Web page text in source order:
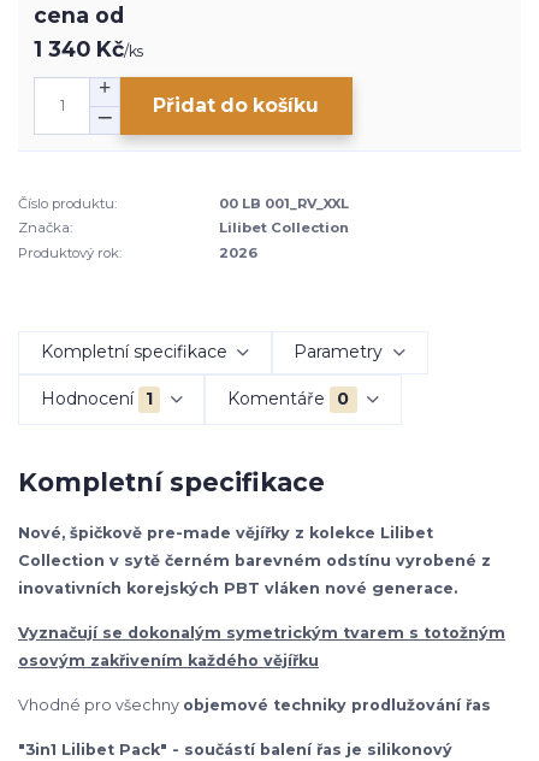
cena od
1 340 Kč/ks
Přidat do košíku
Číslo produktu:
00 LB 001_RV_XXL
Značka:
Lilibet Collection
Produktový rok:
2026
Kompletní specifikace Parametry
Hodnocení 1 Komentáře 0
Kompletní specifikace
Nové, špičkově pre-made vějířky z kolekce Lilibet
Collection v sytě černém barevném odstínu vyrobené z
inovativních korejských PBT vláken nové generace.
Vyznačují se dokonalým symetrickým tvarem s totožným
osovým zakřivením každého vějířku
Vhodné pro všechny objemové techniky prodlužování řas
"3in1 Lilibet Pack" - součástí balení řas je silikonový